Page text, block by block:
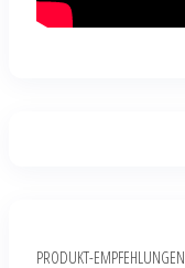
PRODUKT-EMPFEHLUNGEN